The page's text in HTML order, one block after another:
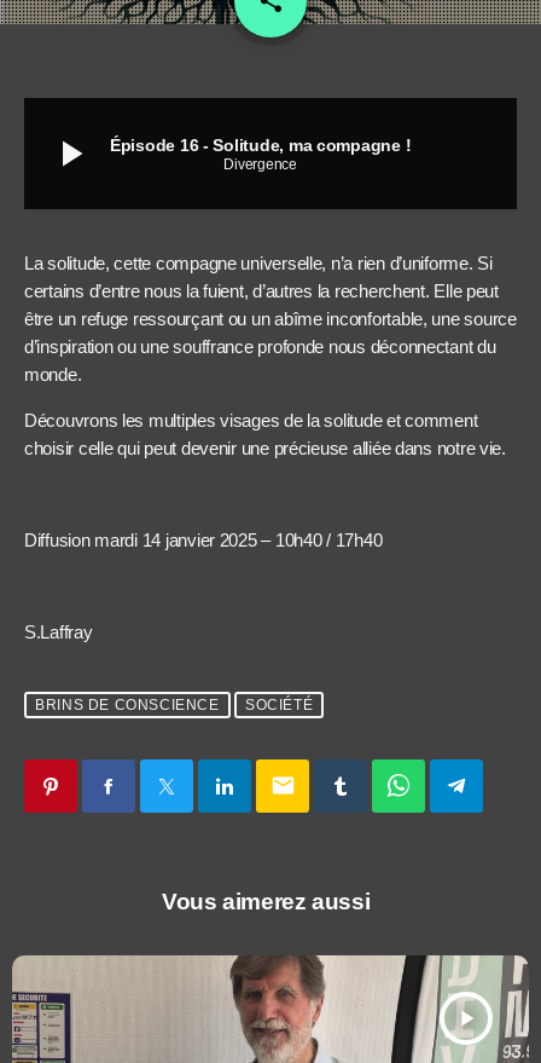
play_arrow Épisode 16 - Solitude, ma compagne !
Divergence
La solitude, cette compagne universelle, n’a rien d’uniforme. Si
certains d’entre nous la fuient, d’autres la recherchent. Elle peut
être un refuge ressourçant ou un abîme inconfortable, une source
d’inspiration ou une souffrance profonde nous déconnectant du
monde.
Découvrons les multiples visages de la solitude et comment
choisir celle qui peut devenir une précieuse alliée dans notre vie.
Diffusion mardi 14 janvier 2025 – 10h40 / 17h40
S.Laffray
BRINS DE CONSCIENCE SOCIÉTÉ
email
Vous aimerez aussi
play_arrow